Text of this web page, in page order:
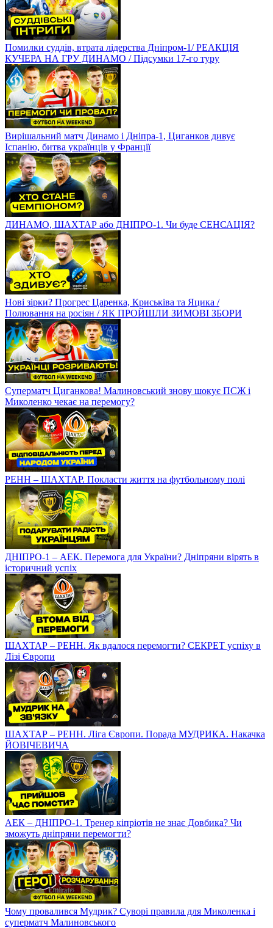
Помилки суддів, втрата лідерства Дніпром-1/ РЕАКЦІЯ
КУЧЕРА НА ГРУ ДИНАМО / Підсумки 17-го туру
Вирішальний матч Динамо і Дніпра-1, Циганков дивує
Іспанію, битва українців у Франції
ДИНАМО, ШАХТАР або ДНІПРО-1. Чи буде СЕНСАЦІЯ?
Нові зірки? Прогрес Царенка, Криськіва та Яцика /
Полювання на росіян / ЯК ПРОЙШЛИ ЗИМОВІ ЗБОРИ
Суперматч Циганкова! Малиновський знову шокує ПСЖ і
Миколенко чекає на перемогу?
РЕНН – ШАХТАР. Покласти життя на футбольному полі
ДНІПРО-1 – АЕК. Перемога для України? Дніпряни вірять в
історичний успіх
ШАХТАР – РЕНН. Як вдалося перемогти? СЕКРЕТ успіху в
Лізі Європи
ШАХТАР – РЕНН. Ліга Європи. Порада МУДРИКА. Накачка
ЙОВІЧЕВИЧА
АЕК – ДНІПРО-1. Тренер кіпріотів не знає Довбика? Чи
зможуть дніпряни перемогти?
Чому провалився Мудрик? Суворі правила для Миколенка і
суперматч Малиновського